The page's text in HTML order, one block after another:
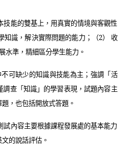
能的雙基上，用真實的情境與客觀性
知識，解決實際問題的能力；（2） 收
水準，精細區分學生能力。
可缺少的知識與技能為主；強調「活
查「知識」的學習表現，試題內容主
，也包括開放式答題。
內容主要根據課程發展處的基本能力
的說話評估。